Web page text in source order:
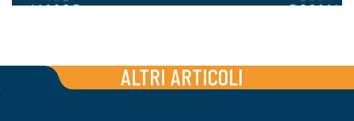
ALTRI ARTICOLI